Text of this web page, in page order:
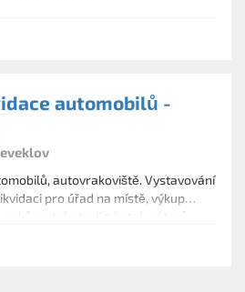
automobilů -
autovrakoviště. Vystavování
pro úřad na místě, výkup
autobaterií a katalyzátorů.
náhradních dílů. Působnost